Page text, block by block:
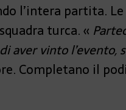
l’intera partita.
turca. «
aver vinto
Completano il